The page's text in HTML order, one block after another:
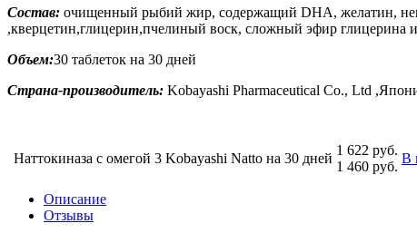
Состав: очищенный рыбий жир, содержащий DHA, желатин,
,кверцетин,глицерин,пчелиный воск, сложный эфир
Объем:30 таблеток на 30 дней
Страна-производитель: Kobayashi Pharmaceutical Co., Ltd
Наттокиназа с омегой 3 Kobayashi Natto на 30 дней
1 622 руб.
1 460 руб.
В
Описание
Отзывы